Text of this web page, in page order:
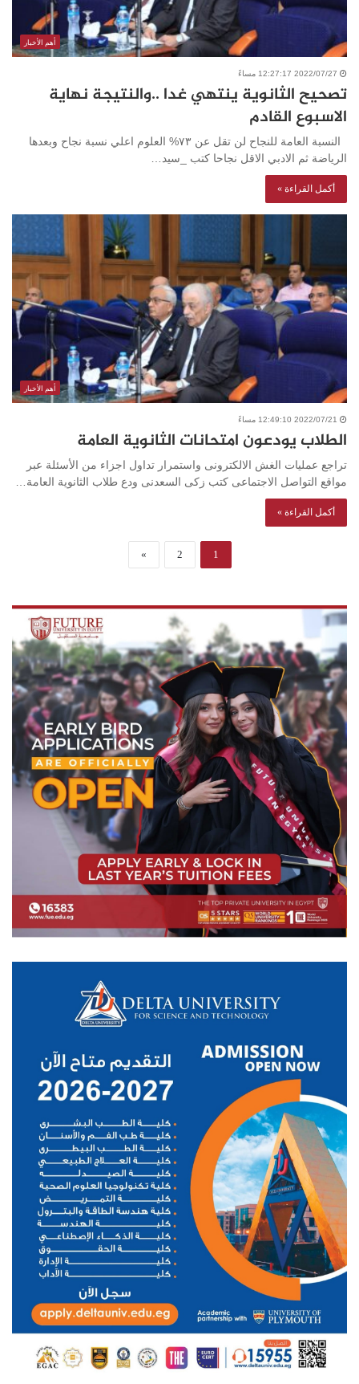
أهم الأخبار
2022/07/27 12:27:17 مساءً
تصحيح الثانوية ينتهي غدا ..والنتيجة نهاية
الاسبوع القادم
النسبة العامة للنجاح لن تقل عن ٧٣% العلوم اعلي نسبة نجاح وبعدها
الرياضة ثم الادبي الاقل نجاحا كتب _سيد…
أكمل القراءة »
أهم الأخبار
2022/07/21 12:49:10 مساءً
الطلاب يودعون امتحانات الثانوية العامة
تراجع عمليات الغش الالكترونى واستمرار تداول اجزاء من الأسئلة عبر
مواقع التواصل الاجتماعى كتب زكى السعدنى ودع طلاب الثانوية العامة…
أكمل القراءة »
1
2
»